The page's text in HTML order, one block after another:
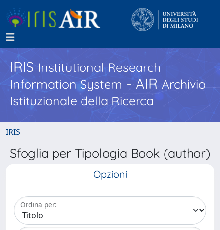
IRISInstitutional Research
Information System - AIR Archivio
Istituzionale della Ricerca
IRIS
Sfoglia per Tipologia Book (author)
Opzioni
Ordina per: